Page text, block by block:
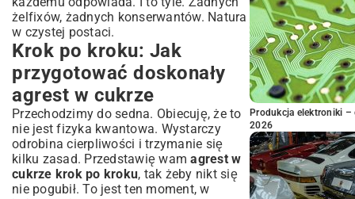
żelfixów, żadnych konserwantów. Natura
w czystej postaci.
Krok po kroku: Jak
przygotować doskonały
agrest w cukrze
Przechodzimy do sedna. Obiecuję, że to
nie jest fizyka kwantowa. Wystarczy
odrobina cierpliwości i trzymanie się
kilku zasad. Przedstawię wamagrest w
cukrze krok po kroku, tak żeby nikt się
nie pogubił. To jest ten moment, w
Produkcja elektroniki –
2026